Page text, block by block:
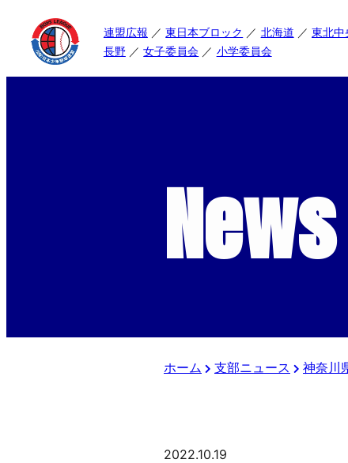
連盟広報 東日本ブロック 北海道 東北中
長野
女子委員会 小学委員会
News
ホーム 支部ニュース 神奈川
2022.10.19